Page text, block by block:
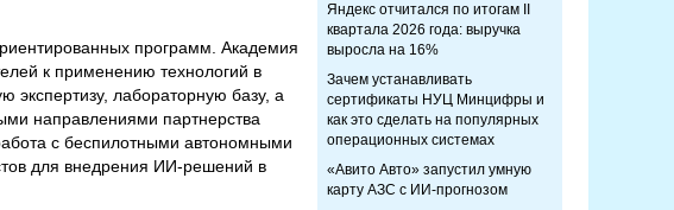
программ. Академия
к применению технологий в
лабораторную базу, а
направлениями партнерства
с беспилотными автономными
для внедрения ИИ-решений в
Яндекс отчитался по итогам II
квартала 2026 года: выручка
выросла на 16%
Зачем устанавливать
сертификаты НУЦ Минцифры и
как это сделать на популярных
операционных системах
«Авито Авто» запустил умную
карту АЗС с ИИ-прогнозом